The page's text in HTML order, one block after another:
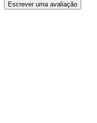
Escrever uma avaliação